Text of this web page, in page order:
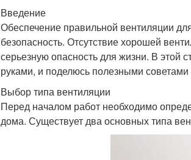
Введение
Обеспечение правильной вентиляции
безопасность. Отсутствие хорошей
серьезную опасность для жизни. В этой
руками, и поделюсь полезными
Выбор типа вентиляции
Перед началом работ необходимо
дома. Существует два основных типа